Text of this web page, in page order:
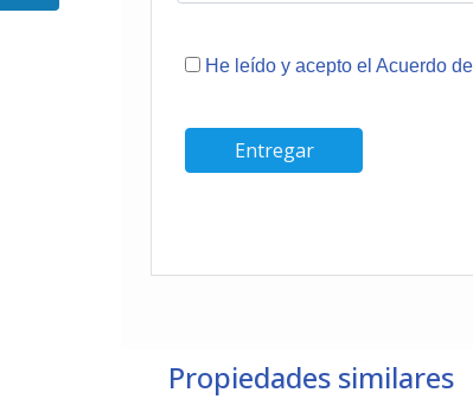
He leído y acepto el Acuerdo
Propiedades similares